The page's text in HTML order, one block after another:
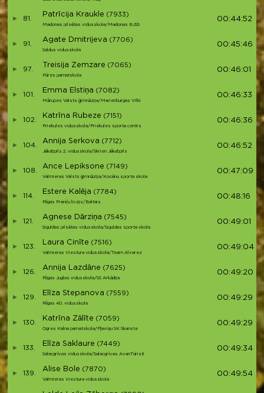
81.
Patrīcija Kraukle (7933)
Madonas pilsētas vidusskola/Madonas BJSS
00:44:52
91.
Agate Dmitrijeva (7706)
Saldus vidusskola
00:45:46
97.
Treisija Zemzare (7065)
Pūres pamatskola
00:46:01
101.
Emma Elstiņa (7082)
Mārupes Valsts ģimnāzija/Marienburgas Vilki
00:46:33
102.
Katrīna Rubeze (7151)
Priekules vidusskola/Priekules sporta centrs
00:46:36
104.
Annija Serkova (7712)
Jēkabpils 2. vidusskola/Skrien Jēkabpils
00:46:52
108.
Ance Lepiksone (7149)
Valmieras Valsts ģimnāzija/Kocēnu sporta skola
00:47:09
114.
Estere Kalēja (7784)
Rīgas Franču licejs/Baltais
00:48:16
121.
Agnese Dārziņa (7545)
Siguldas pilsētas vidusskola/Siguldas sporta skola
00:49:01
123.
Laura Cinīte (7516)
Valmieras Viestura vidusskola/Team Alvarez
00:49:04
126.
Annija Lazdāne (7625)
Rīgas Juglas vidusskola/SS Arkādija
00:49:20
129.
Elīza Stepanova (7559)
Rīgas 40. vidusskola
00:49:29
130.
Katrīna Zālīte (7059)
Ogres Kalna pamatskola/Pļaviņu SK Skanste
00:49:29
133.
Elīza Saklaure (7449)
Salacgrīvas vidusskola/Salacgrīvas AvanTūristi
00:49:34
139.
Alise Bole (7870)
Valmieras Viestura vidusskola
00:49:54